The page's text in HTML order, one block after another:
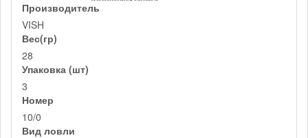
Производитель
VISH
Вес(гр)
28
Упаковка (шт)
3
Номер
10/0
Вид ловли